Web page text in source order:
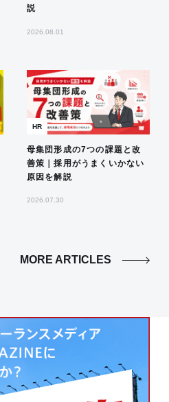
説
2026.08.01
HR
母集団形成の7つの課題と改
善策｜採用がうまくいかない
原因を解説
2026.07.30
MORE ARTICLES